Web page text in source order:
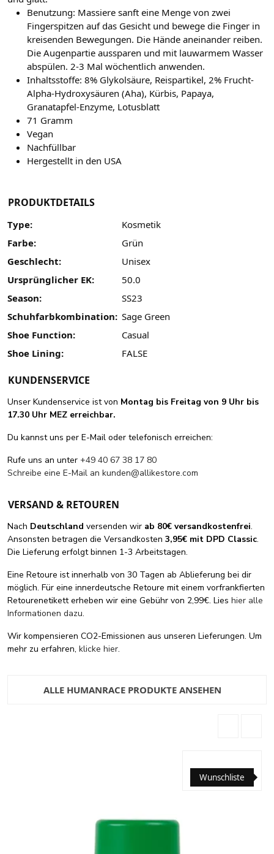
Benutzung: Massiere sanft eine Menge von zwei
Fingerspitzen auf das Gesicht und bewege die Finger in
kreisenden Bewegungen. Die Hände aneinander reiben.
Die Augenpartie aussparen und mit lauwarmem Wasser
abspülen. 2-3 Mal wöchentlich anwenden.
Inhaltsstoffe: 8% Glykolsäure, Reispartikel, 2% Frucht-
Alpha-Hydroxysäuren (Aha), Kürbis, Papaya,
Granatapfel-Enzyme, Lotusblatt
71 Gramm
Vegan
Nachfüllbar
Hergestellt in den USA
PRODUKTDETAILS
Type:
Kosmetik
Farbe:
Grün
Geschlecht:
Unisex
Ursprünglicher EK:
50.0
Season:
SS23
Schuhfarbkombination: Sage Green
Shoe Function:
Casual
Shoe Lining:
FALSE
KUNDENSERVICE
Unser Kundenservice ist von Montag bis Freitag von 9 Uhr bis
17.30 Uhr MEZ erreichbar.
Du kannst uns per E-Mail oder telefonisch erreichen:
Rufe uns an unter +49 40 67 38 17 80
Schreibe eine E-Mail an kunden@allikestore.com
VERSAND & RETOUREN
Nach Deutschland versenden wir ab 80€ versandkostenfrei.
Ansonsten betragen die Versandkosten 3,95€ mit DPD Classic.
Die Lieferung erfolgt binnen 1-3 Arbeitstagen.
Eine Retoure ist innerhalb von 30 Tagen ab Ablieferung bei dir
möglich. Für eine innerdeutsche Retoure mit einem vorfrankfierten
Retourenetikett erheben wir eine Gebühr von 2,99€. Lies hier alle
Informationen dazu.
Wir kompensieren CO2-Emissionen aus unseren Lieferungen. Um
mehr zu erfahren, klicke hier.
ALLE HUMANRACE PRODUKTE ANSEHEN
Wunschliste